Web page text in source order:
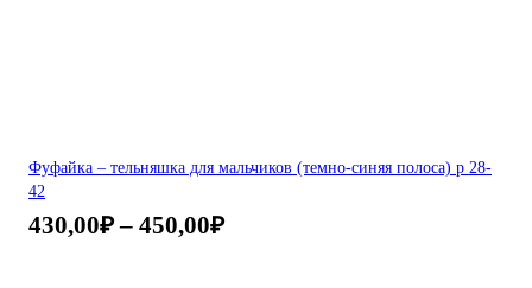
Фуфайка – тельняшка для мальчиков (темно-синяя полоса) р 28-
42
430,00₽– 450,00₽